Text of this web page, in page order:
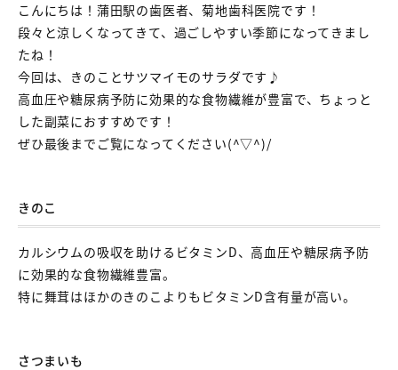
こんにちは！蒲田駅の歯医者、菊地歯科医院です！
段々と涼しくなってきて、過ごしやすい季節になってきまし
たね！
今回は、きのことサツマイモのサラダです♪
高血圧や糖尿病予防に効果的な食物繊維が豊富で、ちょっと
した副菜におすすめです！
ぜひ最後までご覧になってください(^▽^)/
きのこ
カルシウムの吸収を助けるビタミンD、高血圧や糖尿病予防
に効果的な食物繊維豊富。
特に舞茸はほかのきのこよりもビタミンD含有量が高い。
さつまいも